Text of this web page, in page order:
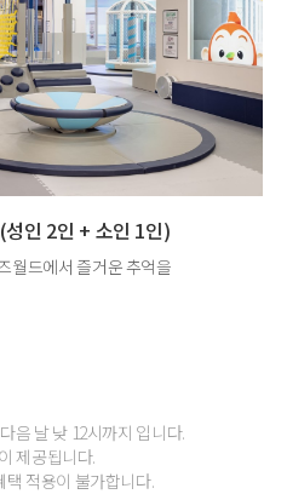
인 2인 + 소인 1인)
월드에서 즐거운 추억을
음 날 낮 12시까지 입니다.
제공됩니다.
적용이 불가합니다.